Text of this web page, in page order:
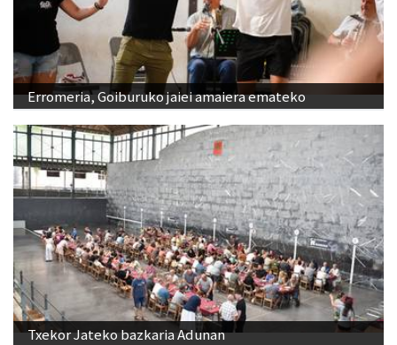
Erromeria, Goiburuko jaiei amaiera emateko
Txekor Jateko bazkaria Adunan